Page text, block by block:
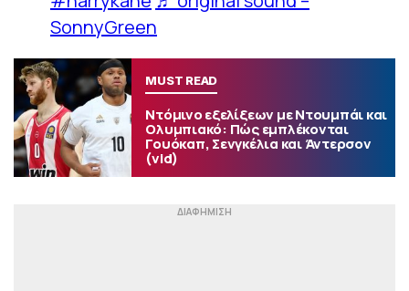
SonnyGreen
MUST READ
Ντόμινο εξελίξεων με Ντουμπάι και
Ολυμπιακό: Πώς εμπλέκονται
Γουόκαπ, Σενγκέλια και Άντερσον
(vid)